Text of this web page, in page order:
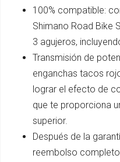
100% compatible:
Shimano Road Bike
3 agujeros,
Transmisión de
enganchas tacos
lograr el efecto de
que te proporciona
superior.
Después de la
reembolso